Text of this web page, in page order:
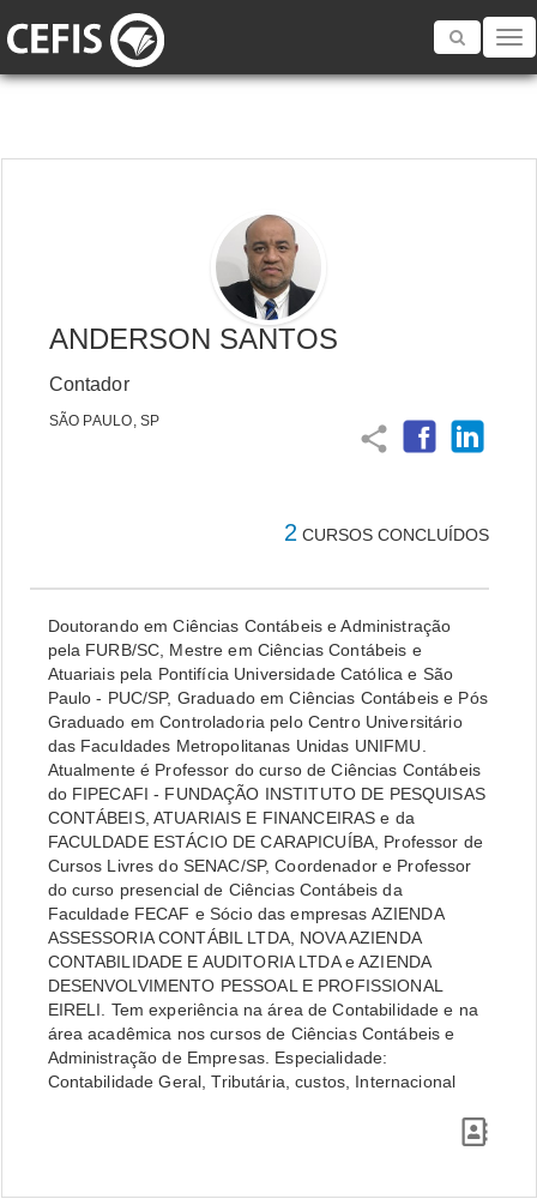
Toggle
ANDERSON SANTOS
Contador
SÃO PAULO, SP
share
2 CURSOS CONCLUÍDOS
Doutorando em Ciências Contábeis e Administração
pela FURB/SC, Mestre em Ciências Contábeis e
Atuariais pela Pontifícia Universidade Católica e São
Paulo - PUC/SP, Graduado em Ciências Contábeis e Pós
Graduado em Controladoria pelo Centro Universitário
das Faculdades Metropolitanas Unidas UNIFMU.
Atualmente é Professor do curso de Ciências Contábeis
do FIPECAFI - FUNDAÇÃO INSTITUTO DE PESQUISAS
CONTÁBEIS, ATUARIAIS E FINANCEIRAS e da
FACULDADE ESTÁCIO DE CARAPICUÍBA, Professor de
Cursos Livres do SENAC/SP, Coordenador e Professor
do curso presencial de Ciências Contábeis da
Faculdade FECAF e Sócio das empresas AZIENDA
ASSESSORIA CONTÁBIL LTDA, NOVA AZIENDA
CONTABILIDADE E AUDITORIA LTDA e AZIENDA
DESENVOLVIMENTO PESSOAL E PROFISSIONAL
EIRELI. Tem experiência na área de Contabilidade e na
área acadêmica nos cursos de Ciências Contábeis e
Administração de Empresas. Especialidade:
Contabilidade Geral, Tributária, custos, Internacional